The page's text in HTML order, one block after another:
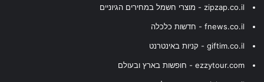
zipzap.co.il - מוצרי חשמל במחירים הגיוניים
fnews.co.il - חדשות כלכלה
giftim.co.il - קניות באינטרנט
ezzytour.com - חופשות בארץ ובעולם